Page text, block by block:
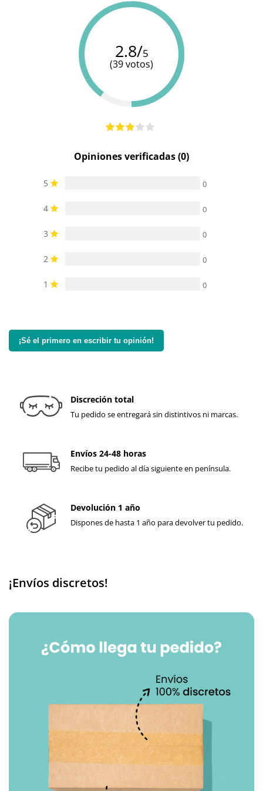
100%
sumergible
100%
sumergible
2.8/5
(39 votos)
Opiniones verificadas (0)
5 0
4 0
3 0
2 0
1 0
¡Sé el primero en escribir tu opinión!
Discreción total
Tu pedido se entregará sin distintivos ni marcas.
Envíos 24-48 horas
Recibe tu pedido al día siguiente en península.
Devolución 1 año
Dispones de hasta 1 año para devolver tu pedido.
¡Envíos discretos!